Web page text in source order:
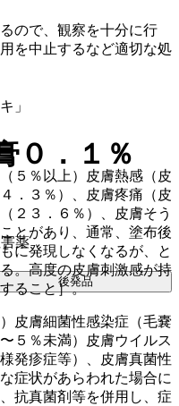
ので、観察を十分に行
を中止するなど適切な処
５％以上）皮膚熱感（皮
．３％）、皮膚疼痛（皮
２３．６％）、皮膚そう
とがあり、通常、塗布後
に発現しなくなるが、と
。高度の皮膚刺激感が持
ること］。
皮膚細菌性感染症（毛嚢
５％未満）皮膚ウイルス
発疹症等）、皮膚真菌性
症状があらわれた場合に
抗真菌剤等を併用し、症
」
０．１％
薬
後発品